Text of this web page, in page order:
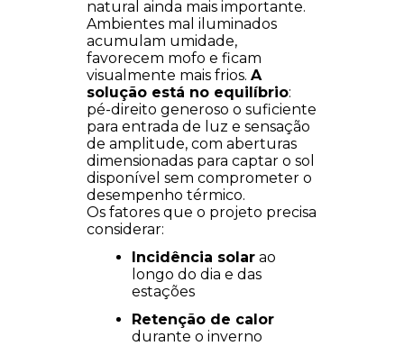
natural ainda mais importante.
Ambientes mal iluminados
acumulam umidade,
favorecem mofo e ficam
visualmente mais frios. A
solução está no equilíbrio:
pé-direito generoso o suficiente
para entrada de luz e sensação
de amplitude, com aberturas
dimensionadas para captar o sol
disponível sem comprometer o
desempenho térmico.
Os fatores que o projeto precisa
considerar:
Incidência solar ao
longo do dia e das
estações
Retenção de calor
durante o inverno